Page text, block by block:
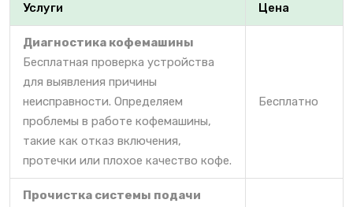
Услуги Цена
Диагностика кофемашины
Бесплатная проверка устройства
для выявления причины
неисправности. Определяем
проблемы в работе кофемашины,
такие как отказ включения,
протечки или плохое качество кофе.
Бесплатно
Прочистка системы подачи